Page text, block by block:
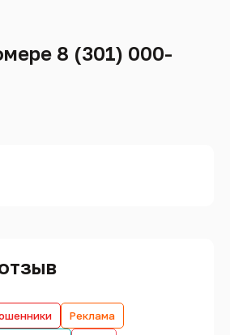
8 (301) 000-
Реклама